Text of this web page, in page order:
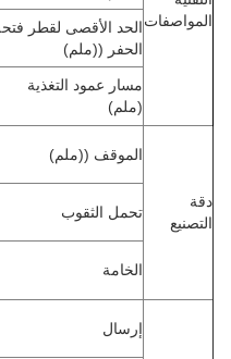
المواصفاتالحد الأقصى لقطر فتحة
الحفر ((ملم)
مسار عمود التغذية
(ملم)
دقة
التصنيع
الموقف ((ملم)
تحمل الثقوب
الخامة
إرسال